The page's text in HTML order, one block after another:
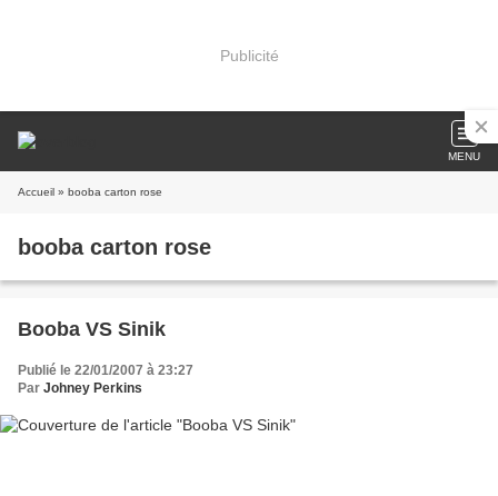
Publicité
MENU
Accueil » booba carton rose
booba carton rose
Booba VS Sinik
Publié le 22/01/2007 à 23:27
Par Johney Perkins